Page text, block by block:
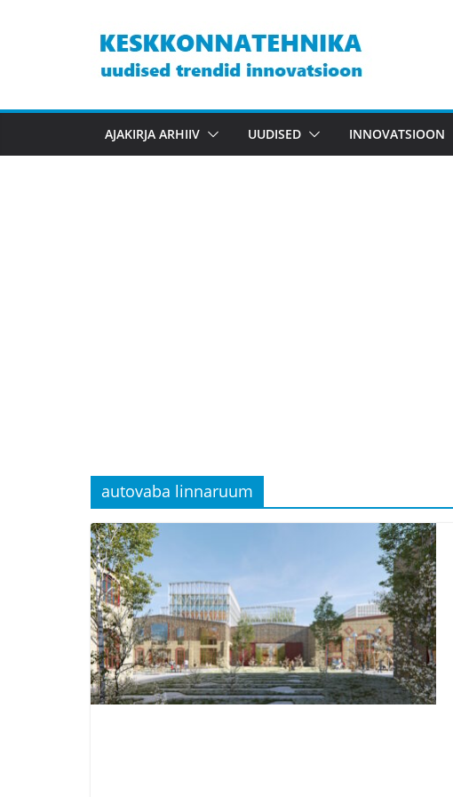
AJAKIRJA ARHIIV UUDISED INNOVATSIOON
autovaba linnaruum